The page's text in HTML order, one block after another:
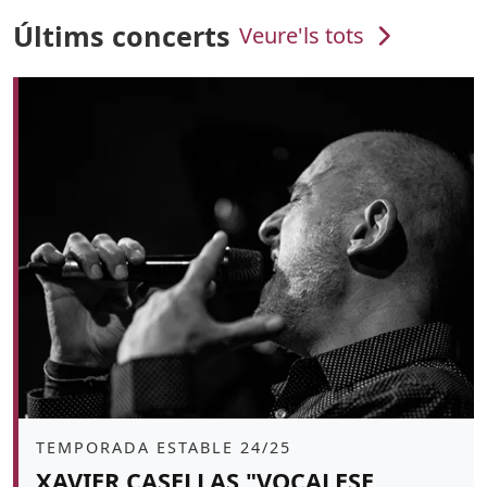
Últims concerts Veure'ls tots
Àmbit
TEMPORADA ESTABLE 24/25